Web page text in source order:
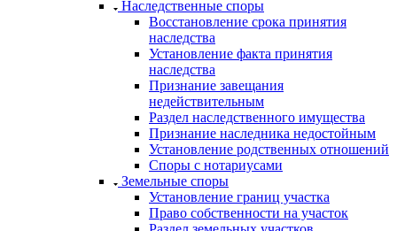
Наследственные споры
Восстановление срока принятия
наследства
Установление факта принятия
наследства
Признание завещания
недействительным
Раздел наследственного имущества
Признание наследника недостойным
Установление родственных отношений
Споры с нотариусами
Земельные споры
Установление границ участка
Право собственности на участок